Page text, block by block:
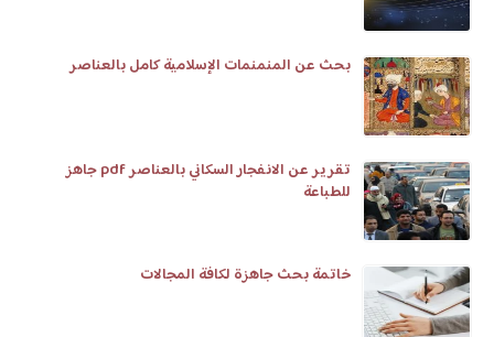
بحث عن المنمنمات الإسلامية كامل بالعناصر
تقرير عن الانفجار السكاني بالعناصر pdf جاهز
للطباعة
خاتمة بحث جاهزة لكافة المجالات